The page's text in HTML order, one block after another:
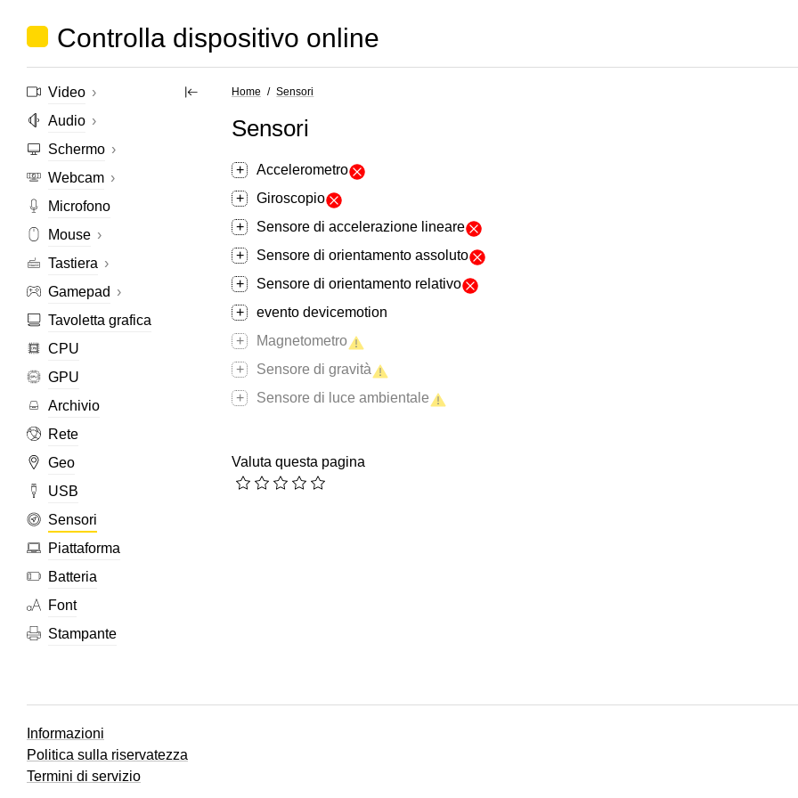
Controlla dispositivo online
Video ›
Audio ›
Schermo ›
Webcam ›
Microfono
Mouse ›
Tastiera ›
Gamepad ›
Tavoletta grafica
CPU
GPU
Archivio
Rete
Geo
USB
Sensori
Piattaforma
Batteria
Font
Stampante
Home Sensori
Sensori
Accelerometro
Giroscopio
Sensore di accelerazione lineare
Sensore di orientamento assoluto
Sensore di orientamento relativo
evento devicemotion
Magnetometro
Sensore di gravità
Sensore di luce ambientale
Valuta questa pagina
Informazioni
Politica sulla riservatezza
Termini di servizio